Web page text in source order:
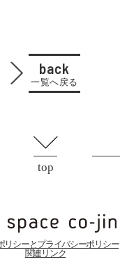
back
一覧へ戻る
top
リシーとプライバシーポリシー
関連リンク